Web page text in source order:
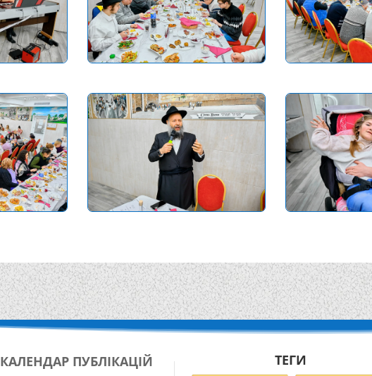
КАЛЕНДАР ПУБЛІКАЦІЙ ТЕГИ